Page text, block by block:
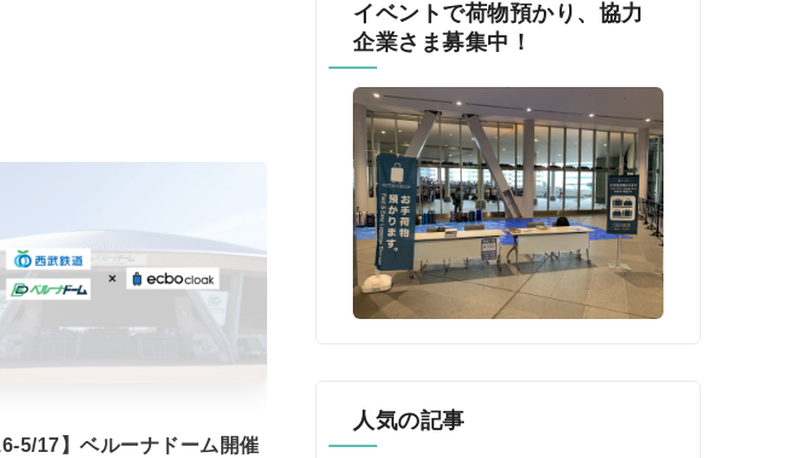
5/17】ベルーナドーム開催
イベントで荷物預かり、協力
企業さま募集中！
人気の記事